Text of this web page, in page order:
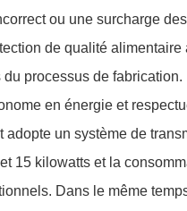
ou une surcharge
de qualité
processus de fabrication.
en énergie et
adopte un système de
15 kilowatts et la
Dans le même